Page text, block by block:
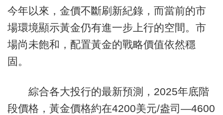
今年以來，金價不斷刷新紀錄，而當前的市
場環境顯示黃金仍有進一步上行的空間。市
場尚未飽和，配置黃金的戰略價值依然穩
固。
綜合各大投行的最新預測，2025年底階
段價格，黃金價格約在4200美元/盎司—4600